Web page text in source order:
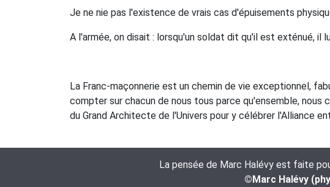
Je ne nie pas l'existence de vrais cas d'épuisements
A l'armée, on disait : lorsqu'un soldat dit qu'il est exténué, il
La Franc-maçonnerie est un chemin de vie exceptionnel,
compter sur chacun de nous tous parce qu'ensemble, nous
du Grand Architecte de l'Univers pour y célébrer l'Alliance
La pensée de Marc Halévy est faite
©Marc Halévy